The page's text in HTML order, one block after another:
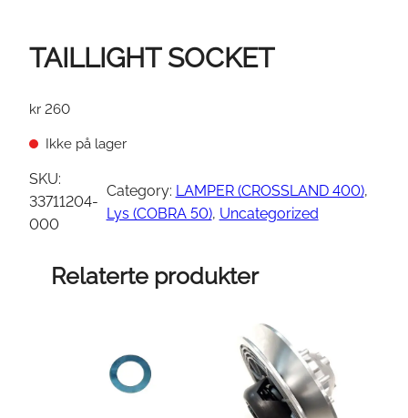
TAILLIGHT SOCKET
kr 260
Ikke på lager
SKU:
33711204-
000
Category: LAMPER (CROSSLAND 400)
Lys (COBRA 50), Uncategorized
Relaterte produkter